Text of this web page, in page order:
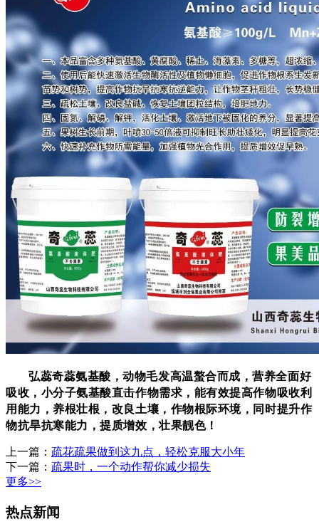
弘蕊奇蕊氨基酸，动物毛发高温螯合而成，营养全面好
吸收，小分子氨基酸直击作物需求，能有效提高作物吸收利
用能力，养根壮根，改良土壤，作物根际环境，同时提升作
物抗旱抗寒能力，提质增效，壮果靓色！
上一篇： 疏花疏果做到这九点，轻松克服大小年
下一篇： 疏果时，一个动作帮你减少损失
更多>>
热点新闻